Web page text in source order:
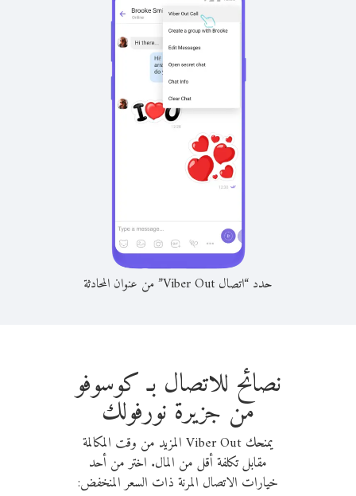
حدد “اتصال Viber Out” من عنوان المحادثة
نصائح للاتصال بـ كوسوفو
من جزيرة نورفولك
يمنحك Viber Out المزيد من وقت المكالمة
مقابل تكلفة أقل من المال. اختر من أحد
خيارات الاتصال المرنة ذات السعر المنخفض: